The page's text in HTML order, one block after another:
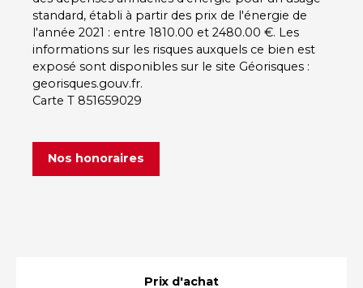
standard, établi à partir des prix de l'énergie de
l'année 2021 : entre 1810.00 et 2480.00 €. Les
informations sur les risques auxquels ce bien est
exposé sont disponibles sur le site Géorisques :
georisques.gouv.fr.
Carte T 851659029
Nos honoraires
Prix d'achat